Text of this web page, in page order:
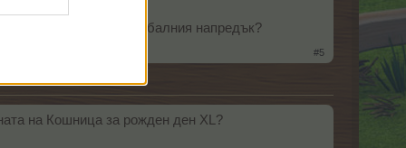
Допринасят ли за глобалния напредък?
#5
на Кошницa за рожден ден XL?